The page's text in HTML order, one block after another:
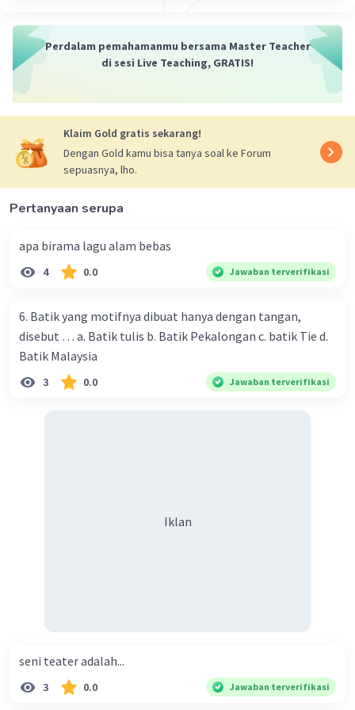
merupakan suara tinggi wanita, Mezzo Soprano
merupakan suara sedang wanita dan Alto
merupakan suara rendah wanita.
Beri Rating·0.0(0) Balas
Perdalam pemahamanmu bersama Master Teacher
di sesi Live Teaching, GRATIS!
Klaim Gold gratis sekarang!
Dengan Gold kamu bisa tanya soal ke Forum
sepuasnya, lho.
Pertanyaan serupa
apa birama lagu alam bebas
4 0.0 Jawaban terverifikasi
6. Batik yang motifnya dibuat hanya dengan tangan,
disebut … a. Batik tulis b. Batik Pekalongan c. batik Tie d.
Batik Malaysia
3 0.0 Jawaban terverifikasi
Iklan
seni teater adalah...
3 0.0 Jawaban terverifikasi